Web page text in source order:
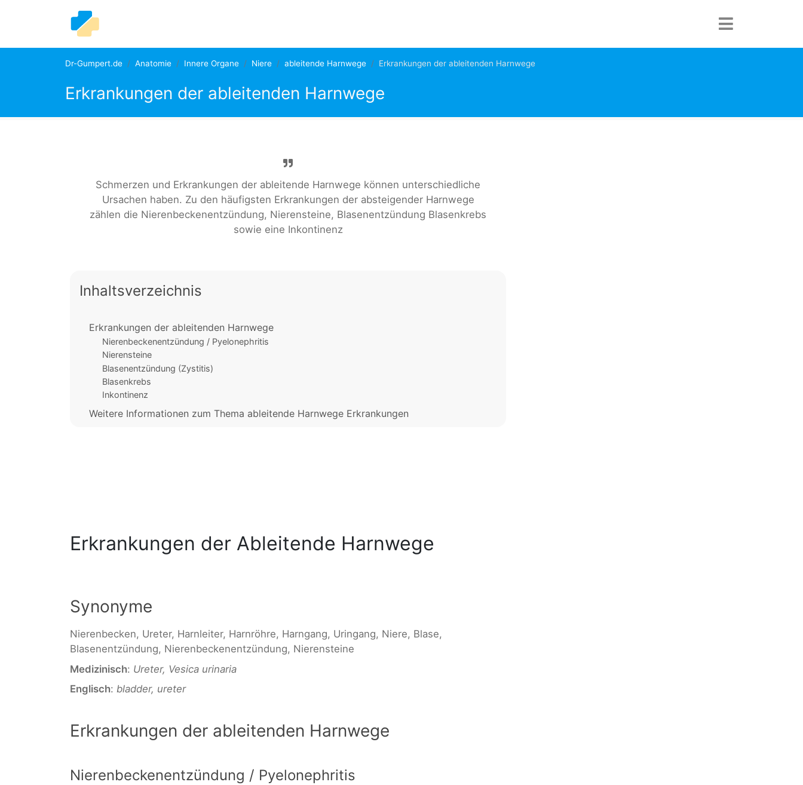
Dr-Gumpert.de Anatomie Innere Organe Niere ableitende Harnwege Erkrankungen der ableitenden Harnwege
Erkrankungen der ableitenden Harnwege
Schmerzen und Erkrankungen der ableitende Harnwege können unterschiedliche
Ursachen haben. Zu den häufigsten Erkrankungen der absteigender Harnwege
zählen die Nierenbeckenentzündung, Nierensteine, Blasenentzündung Blasenkrebs
sowie eine Inkontinenz
Inhaltsverzeichnis
Erkrankungen der ableitenden Harnwege
Nierenbeckenentzündung / Pyelonephritis
Nierensteine
Blasenentzündung (Zystitis)
Blasenkrebs
Inkontinenz
Weitere Informationen zum Thema ableitende Harnwege Erkrankungen
Erkrankungen der Ableitende Harnwege
Synonyme
Nierenbecken, Ureter, Harnleiter, Harnröhre, Harngang, Uringang, Niere, Blase,
Blasenentzündung, Nierenbeckenentzündung, Nierensteine
Medizinisch: Ureter, Vesica urinaria
Englisch: bladder, ureter
Erkrankungen der ableitenden Harnwege
Nierenbeckenentzündung / Pyelonephritis